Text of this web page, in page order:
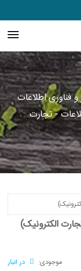
و فناوری اطلاعات
- تجارت
الکترونیک)
موجودی:
در انبار